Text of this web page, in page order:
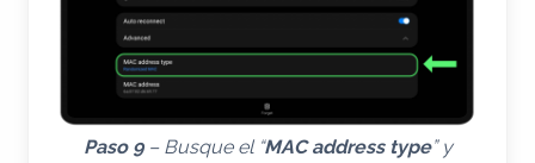
Paso 9– Busque el “MAC address type” y